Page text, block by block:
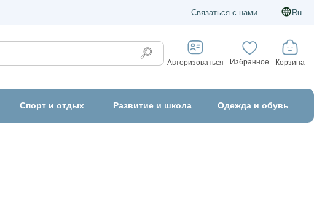
Связаться с нами Ru
Авторизоваться Избранное Корзина
Спорт и отдых Развитие и школа Одежда и обувь